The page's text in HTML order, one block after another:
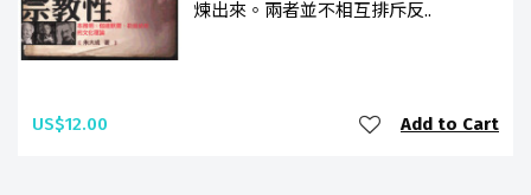
煉出來。兩者並不相互排斥反..
US$12.00 Add to Cart